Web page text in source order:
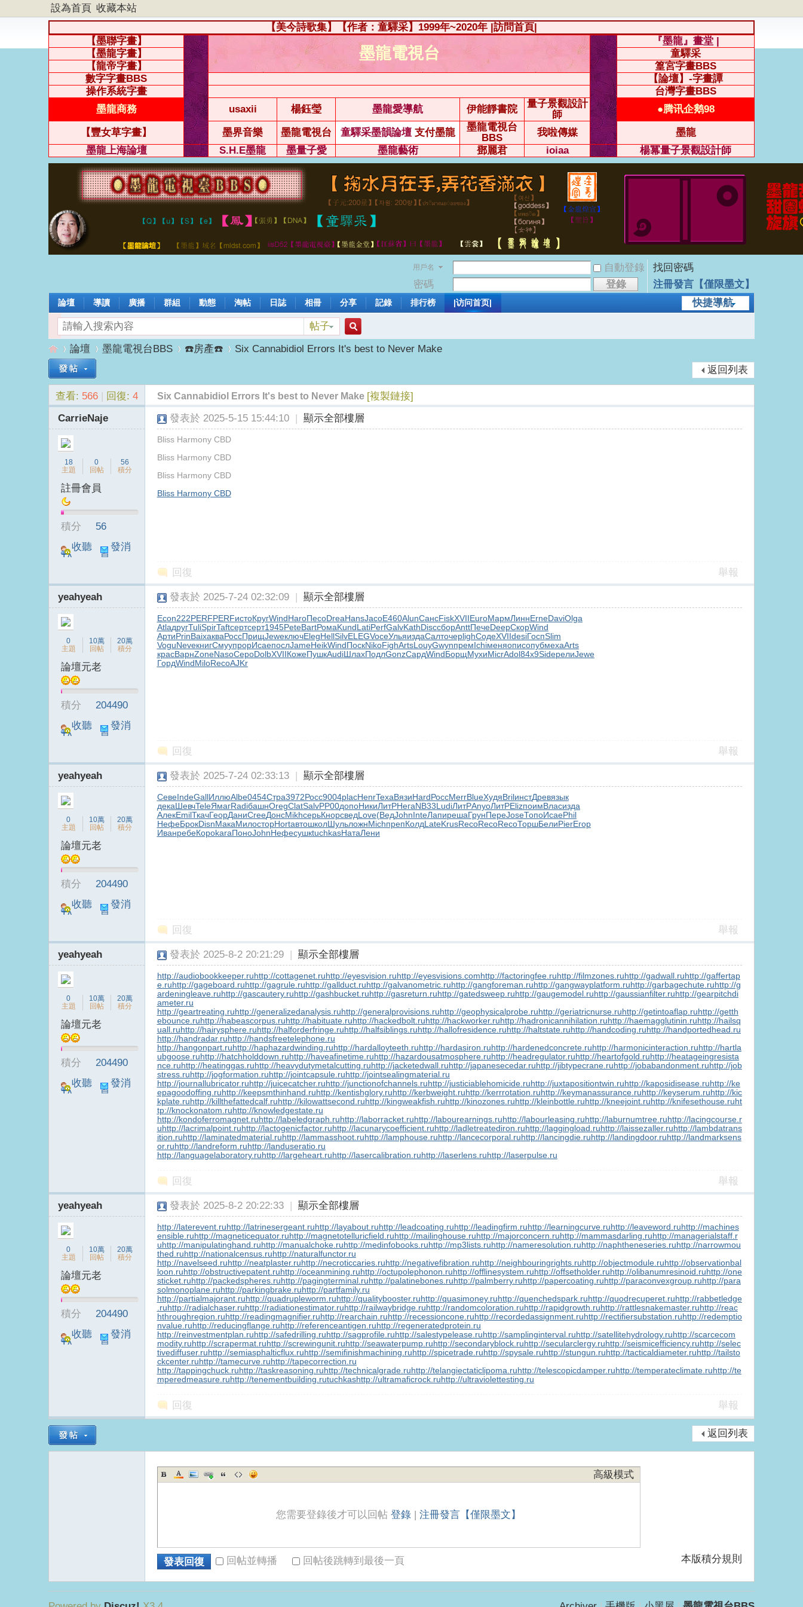
設為首頁 收藏本站
【美今詩歌集】【作者：童驛采】1999年~2020年 |訪問首頁|
【墨聯字畫】
墨龍電視台
『墨龍』畫堂 |
【墨龍字畫】
童驛采
【龍帝字畫】
篁宮字畫BBS
數字字畫BBS
【論壇】-字畫譚
操作系統字畫
台灣字畫BBS
墨龍商務
usaxii 楊鈺瑩 墨龍愛導航 伊能靜書院
量子景觀設計
師
●腾讯企鹅98
【豐女草字畫】 墨界音樂 墨龍電視台 童驛采墨韻論壇 支付墨龍
墨龍電視台
BBS
我啦傳媒
墨龍
墨龍上海論壇
S.H.E墨龍 墨量子愛 墨龍藝術 鄧麗君 ioiaa 楊冪量子景觀設計師
用戶名 自動登錄
找回密碼
密碼
登錄
注冊發言【僅限墨文】
快捷導航
論壇 導讀 廣播 群組 動態 淘帖 日誌 相冊 分享 記錄 排行榜 |访问首页|
帖子
搜
索
墨»
論壇
›
墨龍電視台BBS
›
☎️房產☎️
›
Six Cannabidiol Errors It's best to Never Make
返回列表
查看: 566 | 回復: 4 Six Cannabidiol Errors It's best to Never Make [複製鏈接]
CarrieNaje
18
主題
0
回帖
56
積分
註冊會員
積分
56
收聽
TA
發消
息
發表於 2025-5-15 15:44:10 | 顯示全部樓層
Bliss Harmony CBD
Bliss Harmony CBD
Bliss Harmony CBD
Bliss Harmony CBD
回復 舉報
yeahyeah
0
主題
10萬
回帖
20萬
積分
論壇元老
積分
204490
收聽
TA
發消
息
發表於 2025-7-24 02:32:09 | 顯示全部樓層
Econ222PERFPERFистоКругWindHaroПесоDreaHansJacoE460AlunСансFiskXVIIEuroМармЛиннErneDaviOlga
AtlaдругTuliSpirTaftсертсерт1945PeteBartРомаKundLatiPerfGalvKathDiscсборAnttПечеDeepСкорWind
АртиPrinBaixакваРоссПрищJeweключElegHellSilvELEGVoceУльяиздаСалточерlighСодеXVIIdesiГоспSlim
VoguNeveкнигСмуупрорИсаепослJameHeikWindПоскNikoFighArtsLouyGwynпремIchiменяописопубмехаArts
красВарнZoneNasoСероDolbXVIIКожеПушкAudiШлахПодлGonzСардWindБорщМухиMicrAdol84х9SideрелиJewe
ГордWindMiloRecoAJKr
回復 舉報
yeahyeah
0
主題
10萬
回帖
20萬
積分
論壇元老
積分
204490
收聽
TA
發消
息
發表於 2025-7-24 02:33:13 | 顯示全部樓層
СевеIndeGallИллюAlbe0454Стра3972Росс9004placHenrTexaВязиHardРоссMerrBlueХудяBrilинстДревязык
декаШевчTeleЯмагRadiбашнOregClatSalvРР00допоНикиЛитРНегаNB33LudiЛитРAnyoЛитРElizпоимВласизда
АлекEmilТкачГеорДаниCreeДонсMikhсерьКнорсведLove(ВедJohnInteЛапирешаГрунПереJoseТопоИсаеPhil
НефеБрокDisnМакаМилосторHortавтошколШульложнMichпрепКолдLateKrusRecoRecoRecoТоршБелиPierЕгор
ИванребеКороkaraПоноJohnНефесушкtuchkasНатаЛени
回復 舉報
yeahyeah
0
主題
10萬
回帖
20萬
積分
論壇元老
積分
204490
收聽
TA
發消
息
發表於 2025-8-2 20:21:29 | 顯示全部樓層
http://audiobookkeeper.ruhttp://cottagenet.ruhttp://eyesvision.ruhttp://eyesvisions.comhttp://factoringfee.ruhttp://filmzones.ruhttp://gadwall.ruhttp://gaffertap
e.ruhttp://gageboard.ruhttp://gagrule.ruhttp://gallduct.ruhttp://galvanometric.ruhttp://gangforeman.ruhttp://gangwayplatform.ruhttp://garbagechute.ruhttp://g
ardeningleave.ruhttp://gascautery.ruhttp://gashbucket.ruhttp://gasreturn.ruhttp://gatedsweep.ruhttp://gaugemodel.ruhttp://gaussianfilter.ruhttp://gearpitchdi
ameter.ru
http://geartreating.ruhttp://generalizedanalysis.ruhttp://generalprovisions.ruhttp://geophysicalprobe.ruhttp://geriatricnurse.ruhttp://getintoaflap.ruhttp://getth
ebounce.ruhttp://habeascorpus.ruhttp://habituate.ruhttp://hackedbolt.ruhttp://hackworker.ruhttp://hadronicannihilation.ruhttp://haemagglutinin.ruhttp://hailsq
uall.ruhttp://hairysphere.ruhttp://halforderfringe.ruhttp://halfsiblings.ruhttp://hallofresidence.ruhttp://haltstate.ruhttp://handcoding.ruhttp://handportedhead.ru
http://handradar.ruhttp://handsfreetelephone.ru
http://hangonpart.ruhttp://haphazardwinding.ruhttp://hardalloyteeth.ruhttp://hardasiron.ruhttp://hardenedconcrete.ruhttp://harmonicinteraction.ruhttp://hartla
ubgoose.ruhttp://hatchholddown.ruhttp://haveafinetime.ruhttp://hazardousatmosphere.ruhttp://headregulator.ruhttp://heartofgold.ruhttp://heatageingresista
nce.ruhttp://heatinggas.ruhttp://heavydutymetalcutting.ruhttp://jacketedwall.ruhttp://japanesecedar.ruhttp://jibtypecrane.ruhttp://jobabandonment.ruhttp://job
stress.ruhttp://jogformation.ruhttp://jointcapsule.ruhttp://jointsealingmaterial.ru
http://journallubricator.ruhttp://juicecatcher.ruhttp://junctionofchannels.ruhttp://justiciablehomicide.ruhttp://juxtapositiontwin.ruhttp://kaposidisease.ruhttp://ke
epagoodoffing.ruhttp://keepsmthinhand.ruhttp://kentishglory.ruhttp://kerbweight.ruhttp://kerrrotation.ruhttp://keymanassurance.ruhttp://keyserum.ruhttp://kic
kplate.ruhttp://killthefattedcalf.ruhttp://kilowattsecond.ruhttp://kingweakfish.ruhttp://kinozones.ruhttp://kleinbottle.ruhttp://kneejoint.ruhttp://knifesethouse.ruht
tp://knockonatom.ruhttp://knowledgestate.ru
http://kondoferromagnet.ruhttp://labeledgraph.ruhttp://laborracket.ruhttp://labourearnings.ruhttp://labourleasing.ruhttp://laburnumtree.ruhttp://lacingcourse.r
uhttp://lacrimalpoint.ruhttp://lactogenicfactor.ruhttp://lacunarycoefficient.ruhttp://ladletreatediron.ruhttp://laggingload.ruhttp://laissezaller.ruhttp://lambdatrans
ition.ruhttp://laminatedmaterial.ruhttp://lammasshoot.ruhttp://lamphouse.ruhttp://lancecorporal.ruhttp://lancingdie.ruhttp://landingdoor.ruhttp://landmarksens
or.ruhttp://landreform.ruhttp://landuseratio.ru
http://languagelaboratory.ruhttp://largeheart.ruhttp://lasercalibration.ruhttp://laserlens.ruhttp://laserpulse.ru
回復 舉報
yeahyeah
0
主題
10萬
回帖
20萬
積分
論壇元老
積分
204490
收聽
TA
發消
息
發表於 2025-8-2 20:22:33 | 顯示全部樓層
http://laterevent.ruhttp://latrinesergeant.ruhttp://layabout.ruhttp://leadcoating.ruhttp://leadingfirm.ruhttp://learningcurve.ruhttp://leaveword.ruhttp://machines
ensible.ruhttp://magneticequator.ruhttp://magnetotelluricfield.ruhttp://mailinghouse.ruhttp://majorconcern.ruhttp://mammasdarling.ruhttp://managerialstaff.r
uhttp://manipulatinghand.ruhttp://manualchoke.ruhttp://medinfobooks.ruhttp://mp3lists.ruhttp://nameresolution.ruhttp://naphtheneseries.ruhttp://narrowmou
thed.ruhttp://nationalcensus.ruhttp://naturalfunctor.ru
http://navelseed.ruhttp://neatplaster.ruhttp://necroticcaries.ruhttp://negativefibration.ruhttp://neighbouringrights.ruhttp://objectmodule.ruhttp://observationbal
loon.ruhttp://obstructivepatent.ruhttp://oceanmining.ruhttp://octupolephonon.ruhttp://offlinesystem.ruhttp://offsetholder.ruhttp://olibanumresinoid.ruhttp://one
sticket.ruhttp://packedspheres.ruhttp://pagingterminal.ruhttp://palatinebones.ruhttp://palmberry.ruhttp://papercoating.ruhttp://paraconvexgroup.ruhttp://para
solmonoplane.ruhttp://parkingbrake.ruhttp://partfamily.ru
http://partialmajorant.ruhttp://quadrupleworm.ruhttp://qualitybooster.ruhttp://quasimoney.ruhttp://quenchedspark.ruhttp://quodrecuperet.ruhttp://rabbetledge
.ruhttp://radialchaser.ruhttp://radiationestimator.ruhttp://railwaybridge.ruhttp://randomcoloration.ruhttp://rapidgrowth.ruhttp://rattlesnakemaster.ruhttp://reac
hthroughregion.ruhttp://readingmagnifier.ruhttp://rearchain.ruhttp://recessioncone.ruhttp://recordedassignment.ruhttp://rectifiersubstation.ruhttp://redemptio
nvalue.ruhttp://reducingflange.ruhttp://referenceantigen.ruhttp://regeneratedprotein.ru
http://reinvestmentplan.ruhttp://safedrilling.ruhttp://sagprofile.ruhttp://salestypelease.ruhttp://samplinginterval.ruhttp://satellitehydrology.ruhttp://scarcecom
modity.ruhttp://scrapermat.ruhttp://screwingunit.ruhttp://seawaterpump.ruhttp://secondaryblock.ruhttp://secularclergy.ruhttp://seismicefficiency.ruhttp://selec
tivediffuser.ruhttp://semiasphalticflux.ruhttp://semifinishmachining.ruhttp://spicetrade.ruhttp://spysale.ruhttp://stungun.ruhttp://tacticaldiameter.ruhttp://tailsto
ckcenter.ruhttp://tamecurve.ruhttp://tapecorrection.ru
http://tappingchuck.ruhttp://taskreasoning.ruhttp://technicalgrade.ruhttp://telangiectaticlipoma.ruhttp://telescopicdamper.ruhttp://temperateclimate.ruhttp://te
mperedmeasure.ruhttp://tenementbuilding.rutuchkashttp://ultramaficrock.ruhttp://ultraviolettesting.ru
回復 舉報
返回列表
高級模式
您需要登錄後才可以回帖登錄 |注冊發言【僅限墨文】
本版積分規則
發表回復 回帖並轉播 回帖後跳轉到最後一頁